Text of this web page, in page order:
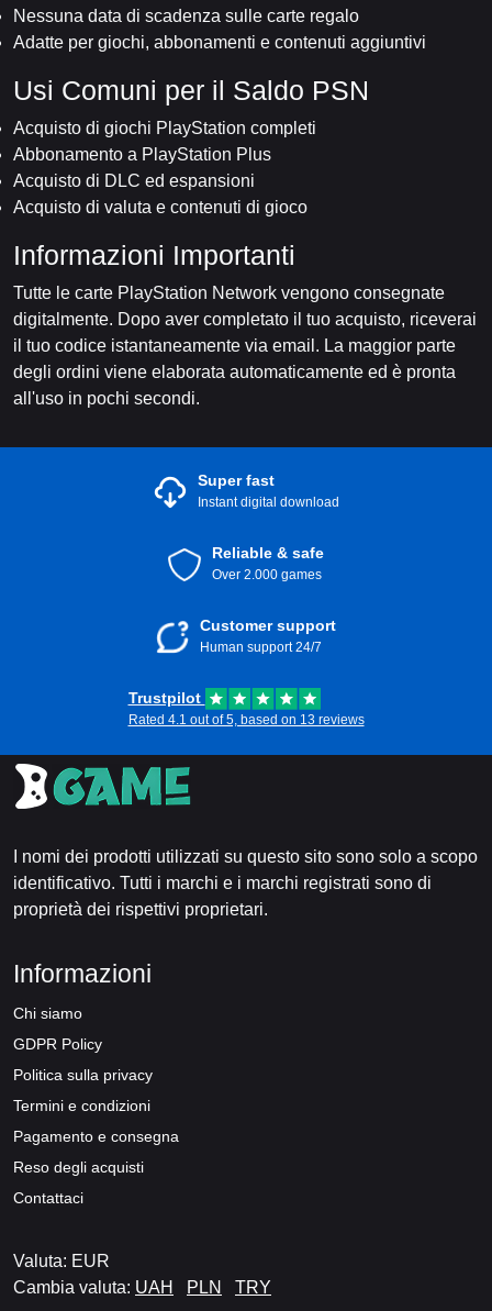
Nessuna data di scadenza sulle carte regalo
Adatte per giochi, abbonamenti e contenuti aggiuntivi
Usi Comuni per il Saldo PSN
Acquisto di giochi PlayStation completi
Abbonamento a PlayStation Plus
Acquisto di DLC ed espansioni
Acquisto di valuta e contenuti di gioco
Informazioni Importanti
Tutte le carte PlayStation Network vengono consegnate
digitalmente. Dopo aver completato il tuo acquisto, riceverai
il tuo codice istantaneamente via email. La maggior parte
degli ordini viene elaborata automaticamente ed è pronta
all'uso in pochi secondi.
Super fast
Instant digital download
Reliable & safe
Over 2.000 games
Customer support
Human support 24/7
Trustpilot
Rated 4.1 out of 5, based on 13 reviews
I nomi dei prodotti utilizzati su questo sito sono solo a scopo
identificativo. Tutti i marchi e i marchi registrati sono di
proprietà dei rispettivi proprietari.
Informazioni
Chi siamo
GDPR Policy
Politica sulla privacy
Termini e condizioni
Pagamento e consegna
Reso degli acquisti
Contattaci
Valuta: EUR
Cambia valuta: UAH PLN TRY